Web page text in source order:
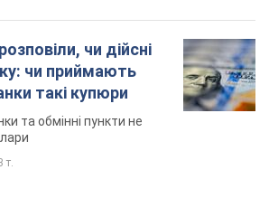
чи дійсні
чи приймають
такі купюри
та обмінні пункти не
т.